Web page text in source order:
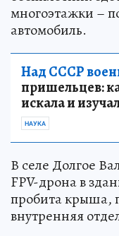
многоэтажки –
автомобиль.
Над СССР
пришельцев:
искала и
НАУКА
В селе Долгое
FPV-дрона в
пробита крыша,
внутренняя